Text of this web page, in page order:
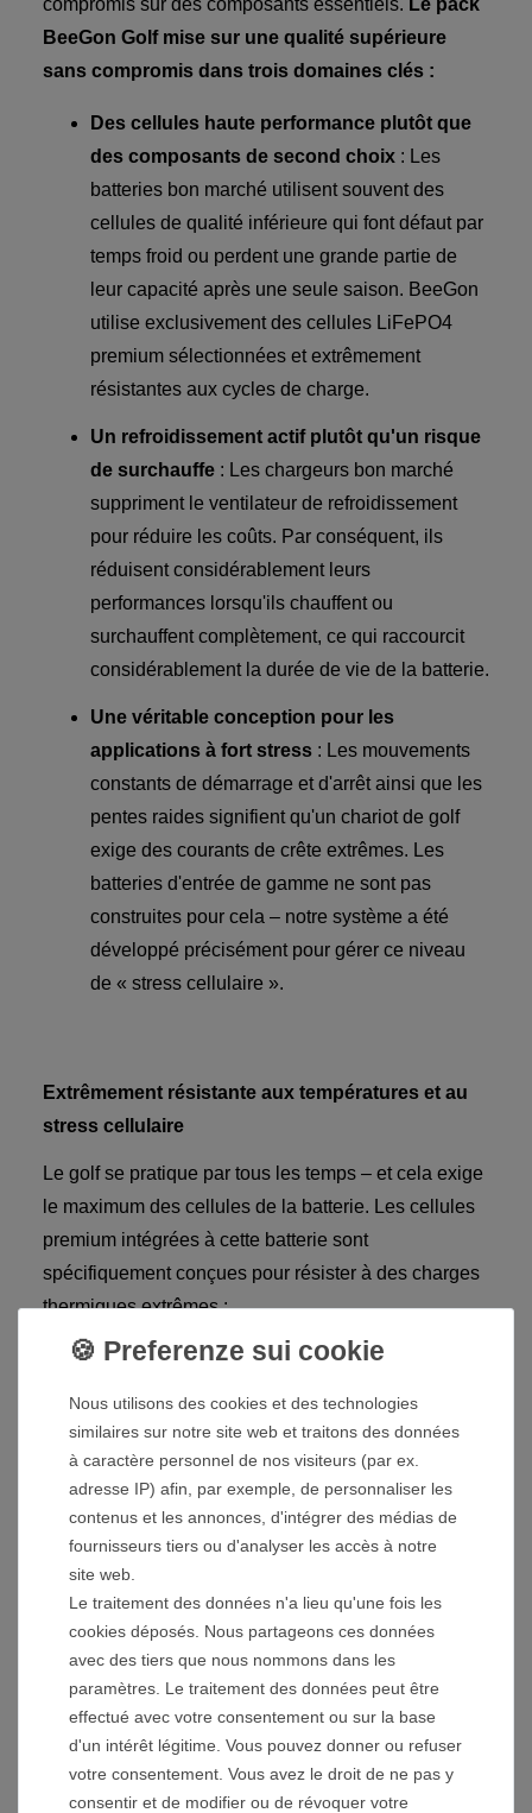
compromis sur des composants essentiels. Le pack
BeeGon Golf mise sur une qualité supérieure
sans compromis dans trois domaines clés :
Des cellules haute performance plutôt que
des composants de second choix : Les
batteries bon marché utilisent souvent des
cellules de qualité inférieure qui font défaut par
temps froid ou perdent une grande partie de
leur capacité après une seule saison. BeeGon
utilise exclusivement des cellules LiFePO4
premium sélectionnées et extrêmement
résistantes aux cycles de charge.
Un refroidissement actif plutôt qu'un risque
de surchauffe : Les chargeurs bon marché
suppriment le ventilateur de refroidissement
pour réduire les coûts. Par conséquent, ils
réduisent considérablement leurs
performances lorsqu'ils chauffent ou
surchauffent complètement, ce qui raccourcit
considérablement la durée de vie de la batterie.
Une véritable conception pour les
applications à fort stress : Les mouvements
constants de démarrage et d'arrêt ainsi que les
pentes raides signifient qu'un chariot de golf
exige des courants de crête extrêmes. Les
batteries d'entrée de gamme ne sont pas
construites pour cela – notre système a été
développé précisément pour gérer ce niveau
de « stress cellulaire ».
Extrêmement résistante aux températures et au
stress cellulaire
Le golf se pratique par tous les temps – et cela exige
le maximum des cellules de la batterie. Les cellules
premium intégrées à cette batterie sont
spécifiquement conçues pour résister à des charges
thermiques extrêmes :
Résistante à la chaleur en été: Sous un soleil
cellules internes fonctionnent de manière
totalement stable et sûre, sans perdre en
efficacité.
Résistante au froid en hiver: Même en cas
de températures glaciales et de vent mordant,
la tension ne chute pas, garantissant que votre
chariot conserve toujours sa pleine puissance.
Protection contre le vieillissement
prématuré: Cette tolérance extrême aux
températures minimise considérablement le
stress sur les cellules et assure une durée de
Nous utilisons des cookies et des technologies
similaires sur notre site web et traitons des données
à caractère personnel de nos visiteurs (par ex.
adresse IP) afin, par exemple, de personnaliser les
contenus et les annonces, d'intégrer des médias de
fournisseurs tiers ou d'analyser les accès à notre
site web.
Le traitement des données n'a lieu qu'une fois les
cookies déposés. Nous partageons ces données
avec des tiers que nous nommons dans les
paramètres. Le traitement des données peut être
effectué avec votre consentement ou sur la base
d'un intérêt légitime. Vous pouvez donner ou refuser
votre consentement. Vous avez le droit de ne pas y
consentir et de modifier ou de révoquer votre